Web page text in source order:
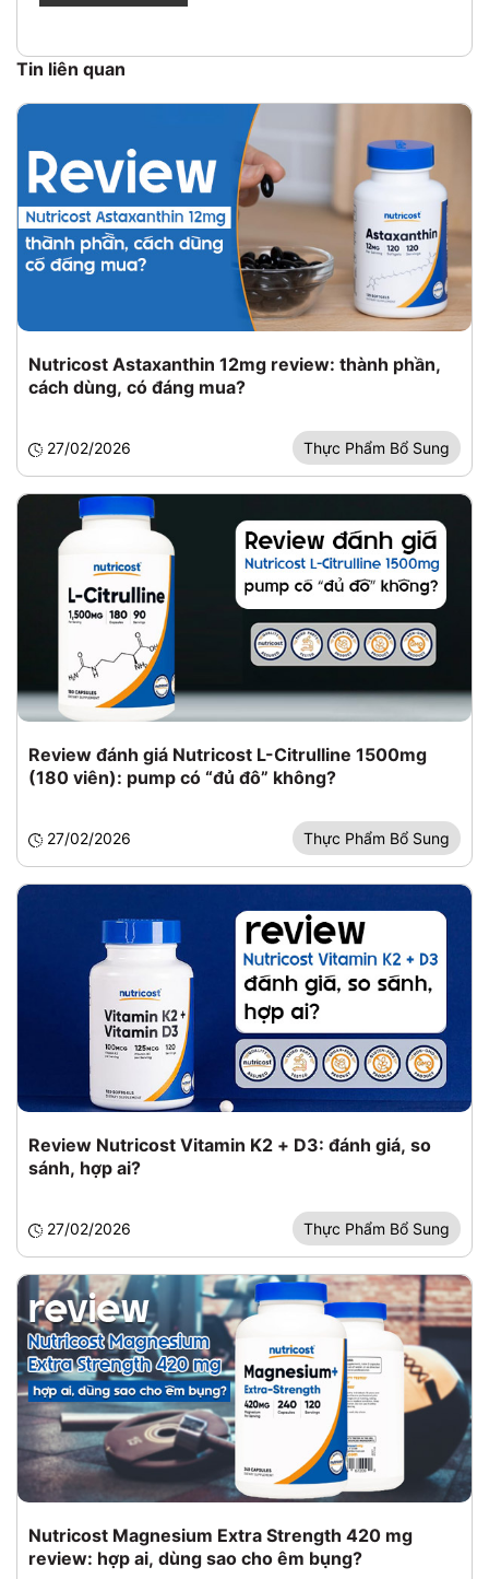
Tin liên quan
Nutricost Astaxanthin 12mg review: thành phần,
cách dùng, có đáng mua?
27/02/2026 Thực Phẩm Bổ Sung
Review đánh giá Nutricost L-Citrulline 1500mg
(180 viên): pump có “đủ đô” không?
27/02/2026 Thực Phẩm Bổ Sung
Review Nutricost Vitamin K2 + D3: đánh giá, so
sánh, hợp ai?
27/02/2026 Thực Phẩm Bổ Sung
Nutricost Magnesium Extra Strength 420 mg
review: hợp ai, dùng sao cho êm bụng?